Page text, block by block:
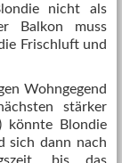
nicht als
Balkon muss
Frischluft und
Wohngegend
stärker
könnte Blondie
sich dann nach